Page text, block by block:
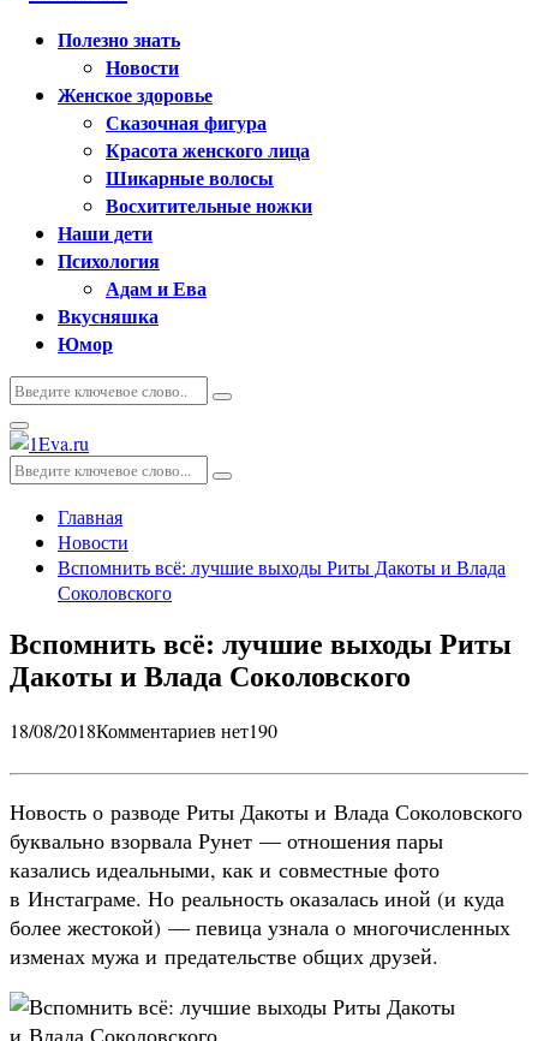
Полезно знать
Новости
Женское здоровье
Сказочная фигура
Красота женского лица
Шикарные волосы
Восхитительные ножки
Наши дети
Психология
Адам и Ева
Вкусняшка
Юмор
Искать:
Поиск
Основное
меню
Искать:
Поиск
Главная
Новости
Вспомнить всё: лучшие выходы Риты Дакоты и Влада
Соколовского
Вспомнить всё: лучшие выходы Риты
Дакоты и Влада Соколовского
18/08/2018Комментариев нет190
Новость о разводе Риты Дакоты и Влада Соколовского
буквально взорвала Рунет — отношения пары
казались идеальными, как и совместные фото
в Инстаграме. Но реальность оказалась иной (и куда
более жестокой) — певица узнала о многочисленных
изменах мужа и предательстве общих друзей.